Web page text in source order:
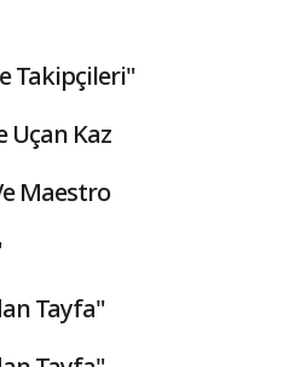
Takipçileri"
Uçan Kaz
Maestro
Tayfa"